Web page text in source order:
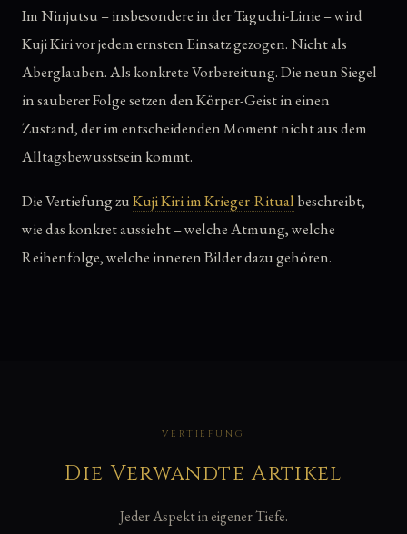
Im Ninjutsu – insbesondere in der Taguchi-Linie – wird
Kuji Kiri vor jedem ernsten Einsatz gezogen. Nicht als
Aberglauben. Als konkrete Vorbereitung. Die neun Siegel
in sauberer Folge setzen den Körper-Geist in einen
Zustand, der im entscheidenden Moment nicht aus dem
Alltagsbewusstsein kommt.
Die Vertiefung zuKuji Kiri im Krieger-Ritual beschreibt,
wie das konkret aussieht – welche Atmung, welche
Reihenfolge, welche inneren Bilder dazu gehören.
VERTIEFUNG
Die Verwandte Artikel
Jeder Aspekt in eigener Tiefe.